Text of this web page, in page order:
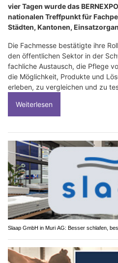
vier Tagen wurde das
nationalen Treffpunkt für
Städten, Kantonen,
Die Fachmesse bestätigte ihre
den öffentlichen Sektor in der
fachliche Austausch, die Pflege
die Möglichkeit, Produkte und
erleben, zu vergleichen und zu
Weiterlesen
Slaap GmbH in Muri AG: Besser schlafen,